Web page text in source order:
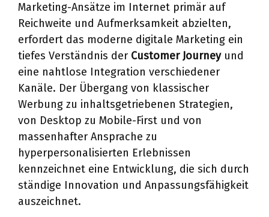
Marketing-Ansätze im Internet primär auf
Reichweite und Aufmerksamkeit abzielten,
erfordert das moderne digitale Marketing ein
tiefes Verständnis der Customer Journeyund
eine nahtlose Integration verschiedener
Kanäle. Der Übergang von klassischer
Werbung zu inhaltsgetriebenen Strategien,
von Desktop zu Mobile-First und von
massenhafter Ansprache zu
hyperpersonalisierten Erlebnissen
kennzeichnet eine Entwicklung, die sich durch
ständige Innovation und Anpassungsfähigkeit
auszeichnet.